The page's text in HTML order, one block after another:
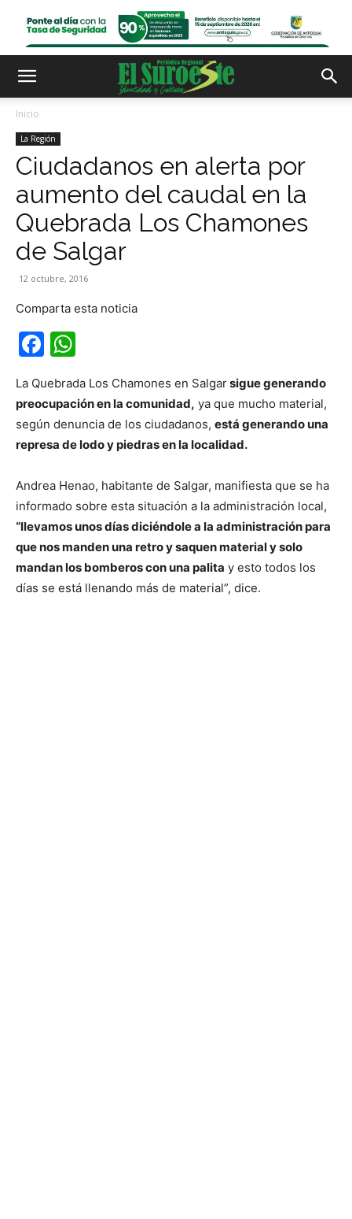
Inicio
La Región
Ciudadanos en alerta por
aumento del caudal en la
Quebrada Los Chamones
de Salgar
12 octubre, 2016
Comparta esta noticia
Facebook
La Quebrada Los Chamones en Salgarsigue generando
preocupación en la comunidad, ya que mucho material,
según denuncia de los ciudadanos, está generando una
represa de lodo y piedras en la localidad.
Andrea Henao, habitante de Salgar, manifiesta que se ha
informado sobre esta situación a la administración local,
“llevamos unos días diciéndole a la administración para
que nos manden una retro y saquen material y solo
mandan los bomberos con una palita y esto todos los
días se está llenando más de material”, dice.